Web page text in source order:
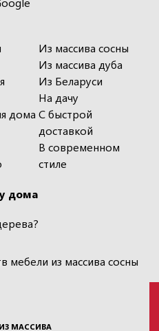
дома
Из массива сосны
Из массива дуба
Из Беларуси
На дачу
С быстрой
доставкой
В современном
стиле
дома
мебели из массива сосны
МАССИВА